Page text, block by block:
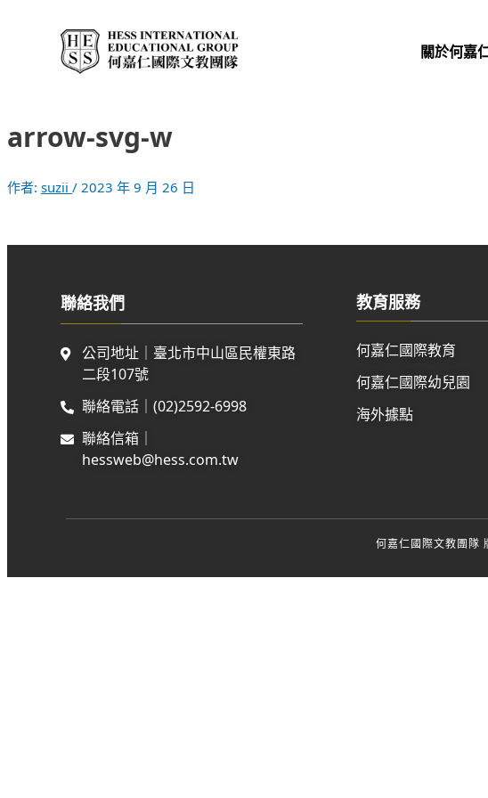
關於何嘉
arrow-svg-w
作者: suzii / 2023 年 9 月 26 日
聯絡我們
公司地址｜臺北市中山區民權東路
二段107號
聯絡電話｜(02)2592-6998
聯絡信箱｜
hessweb@hess.com.tw
教育服務
何嘉仁國際教育
何嘉仁國際幼兒園
海外據點
何嘉仁國際文教團